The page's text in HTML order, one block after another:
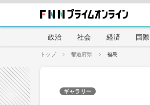
政治 社会 経済 国際
トップ 都道府県 福島
ギャラリー